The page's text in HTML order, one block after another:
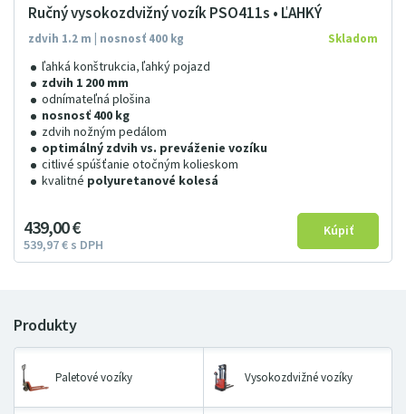
Ručný vysokozdvižný vozík PSO411s • ĽAHKÝ
zdvih 1.2 m | nosnosť 400 kg
ľahká konštrukcia, ľahký pojazd
zdvih 1 200 mm
odnímateľná plošina
nosnosť 400 kg
zdvih nožným pedálom
optimálný zdvih vs. preváženie vozíku
citlivé spúšťanie otočným kolieskom
kvalitné polyuretanové kolesá
Skladom
439 00€
539 97€ s DPH
Paletové vozíky Vysokozdvižné vozíky